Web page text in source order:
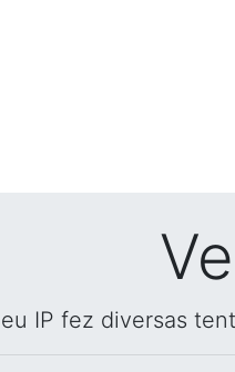
IP fez diversas